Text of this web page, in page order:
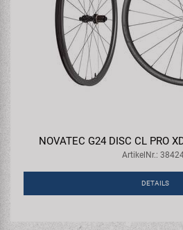
NOVATEC G24 DISC CL PRO
ArtikelNr.:
DETAILS